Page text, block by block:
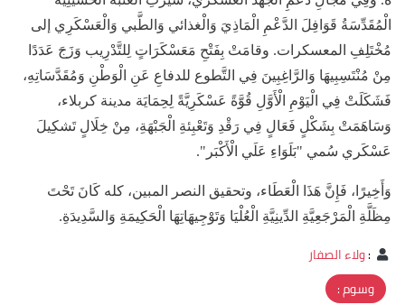
الْمُقَدِّسَةُ قَوَافِلَ الدَّعْمِ الْمَاذِيَ وَالْغذائي وَالطَّبي وَالْعَسْكَرِي إلى
مُخْتَلِفِ المعسكرات. وقامَتْ بِفَتْحِ مَعَسْكَرَاتٍ لِلتَّدْرِيب وَزَجَ عَدَدًا
مِنْ مُنْتَسِبِيهَا وَالرَّاغِبِينَ فِي التَّطوع للدفاعِ عَنِ الْوَطْنِ وَمُقَدَّسَاتِهِ،
فَشَكَلَتْ فِي الْيَوْمِ الْأَوَّلِ قُوَّةً عَسْكَرِيَّةً لِحِمَايَة مدينة كربلاء،
وَسَاهَمَتْ بِشَكْلٍ فَعَالٍ فِي رَقْدِ وَتَعْبِئةِ الْجَبْهَةِ، مِنْ خِلَالٍ تَشكِيلَ
عَسْكَري سُمي "بَلَوَاءِ عَلَي الْأَكْبَر".
وَأَخِيرًا، فَإِنَّ هَذَا الْعَطَاء، وتحقيق النصر المبين، كله كَانَ تَحْتَ
مِظَلَّةِ الْمَرْجَعِيَّةِ الدِّينِيَّةِ الْعُلْيَا وَتَوْجِيهَاتِهَا الْحَكِيمَةِ وَالسَّدِيدَةِ.
:ولاء الصفار
وسوم :